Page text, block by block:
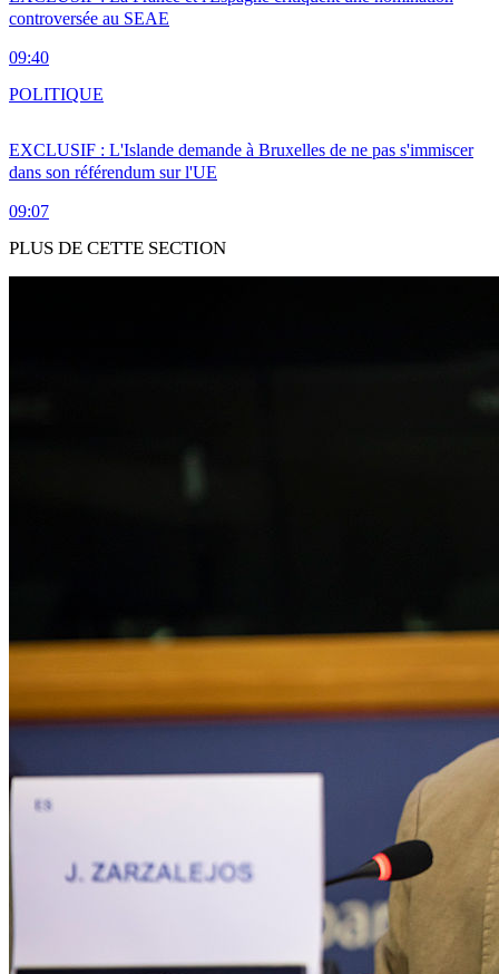
controversée au SEAE
09:40
EXCLUSIF : L'Islande demande à Bruxelles de ne pas s'immiscer
dans son référendum sur l'UE
09:07
POLITIQUE
PLUS DE CETTE SECTION